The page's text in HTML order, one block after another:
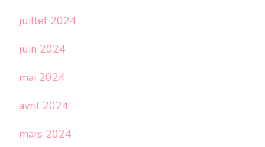
juillet 2024
juin 2024
mai 2024
avril 2024
mars 2024